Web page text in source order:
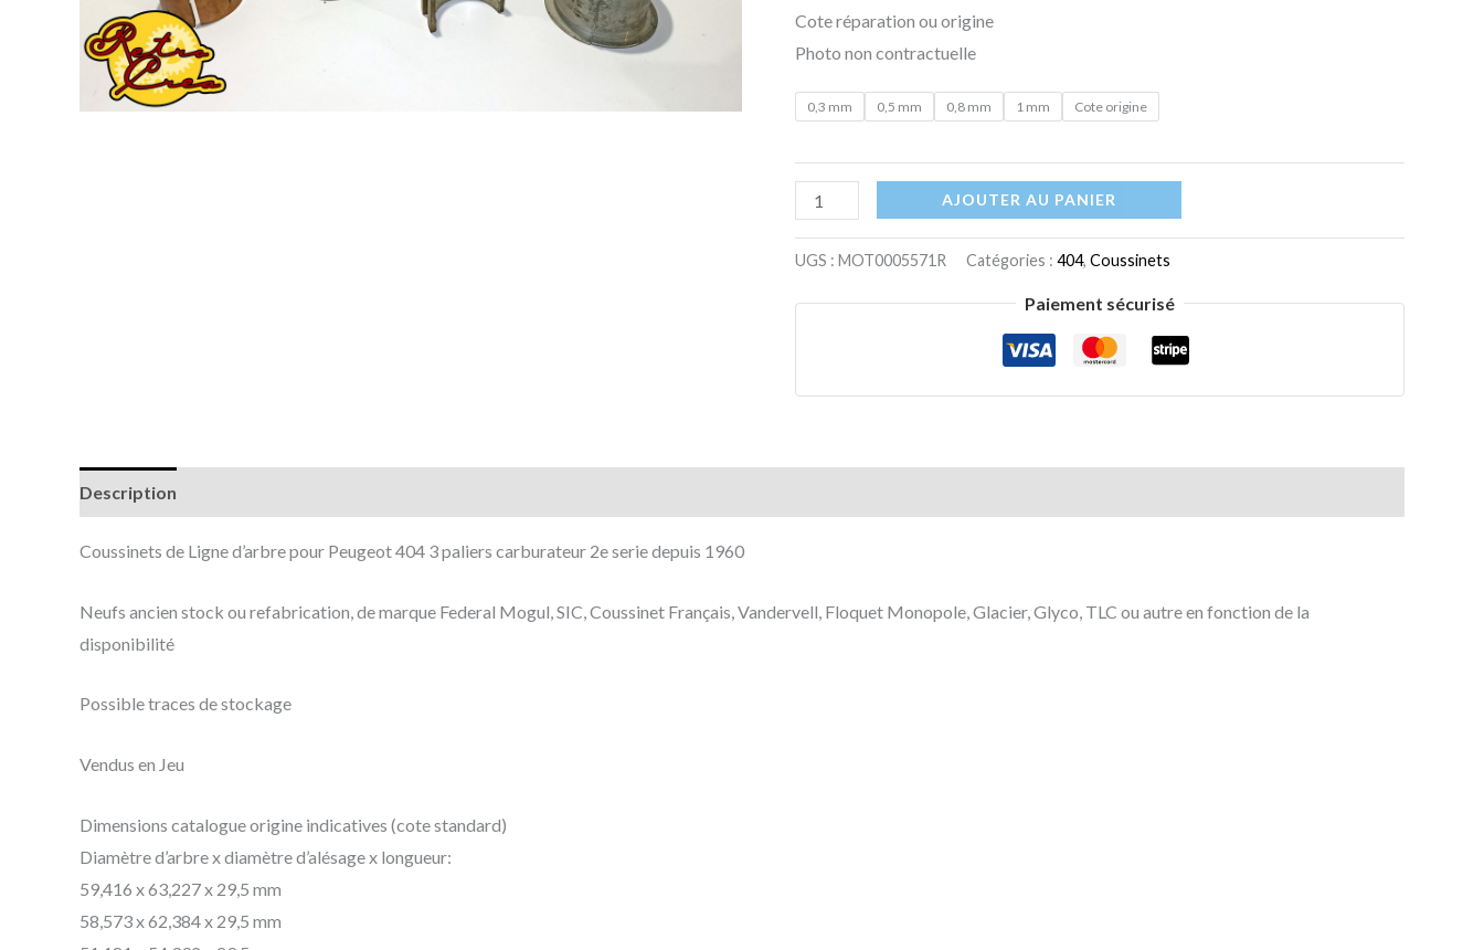
Cote réparation ou origine
Photo non contractuelle
0,3 mm 0,5 mm 0,8 mm 1 mm Cote origine
AJOUTER AU PANIER
UGS : MOT0005571R Catégories : 404, Coussinets
Paiement sécurisé
Description
Coussinets de Ligne d’arbre pour Peugeot 404 3 paliers carburateur 2e serie depuis 1960
Neufs ancien stock ou refabrication, de marque Federal Mogul, SIC, Coussinet Français, Vandervell, Floquet Monopole, Glacier, Glyco, TLC ou autre en fonction de la
disponibilité
Possible traces de stockage
Vendus en Jeu
Dimensions catalogue origine indicatives (cote standard)
Diamètre d’arbre x diamètre d’alésage x longueur:
59,416 x 63,227 x 29,5 mm
58,573 x 62,384 x 29,5 mm